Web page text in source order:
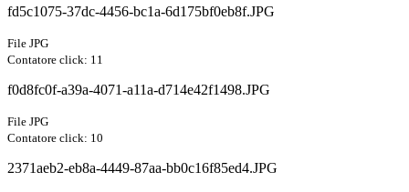
fd5c1075-37dc-4456-bc1a-6d175bf0eb8f.JPG
File JPG
Contatore click: 11
f0d8fc0f-a39a-4071-a11a-d714e42f1498.JPG
File JPG
Contatore click: 10
2371aeb2-eb8a-4449-87aa-bb0c16f85ed4.JPG